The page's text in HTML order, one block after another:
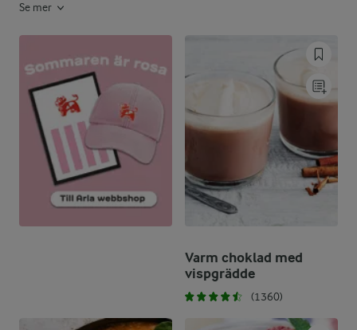
Se mer
Varm choklad med
vispgrädde
(1360)